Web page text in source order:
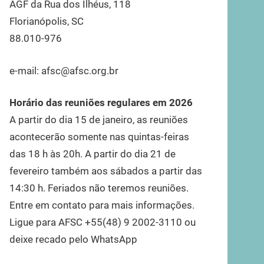
AGF da Rua dos Ilhéus, 118
Florianópolis, SC
88.010-976
e-mail: afsc@afsc.org.br
Horário das reuniões regulares em 2026
A partir do dia 15 de janeiro, as reuniões
acontecerão somente nas quintas-feiras
das 18 h às 20h. A partir do dia 21 de
fevereiro também aos sábados a partir das
14:30 h. Feriados não teremos reuniões.
Entre em contato para mais informações.
Ligue para AFSC +55(48) 9 2002-3110 ou
deixe recado pelo WhatsApp